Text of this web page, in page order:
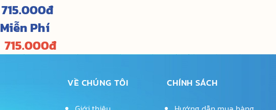
715.000đ
Miễn Phí
715.000đ
VỀ CHÚNG TÔI CHÍNH SÁCH